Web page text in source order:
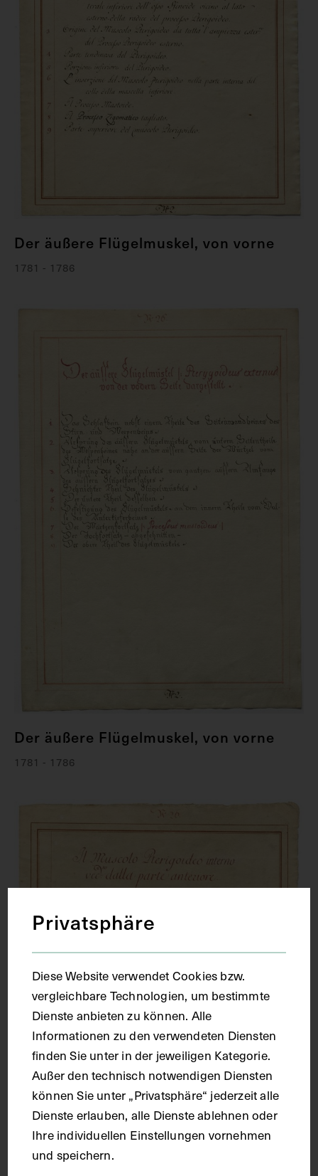
Der äußere Flügelmuskel, von vorne
1781 - 1786
Der äußere Flügelmuskel, von vorne
1781 - 1786
Privatsphäre
Diese Website verwendet Cookies bzw.
vergleichbare Technologien, um bestimmte
Dienste anbieten zu können. Alle
Informationen zu den verwendeten Diensten
finden Sie unter in der jeweiligen Kategorie.
Außer den technisch notwendigen Diensten
können Sie unter „Privatsphäre“ jederzeit alle
Dienste erlauben, alle Dienste ablehnen oder
Ihre individuellen Einstellungen vornehmen
und speichern.